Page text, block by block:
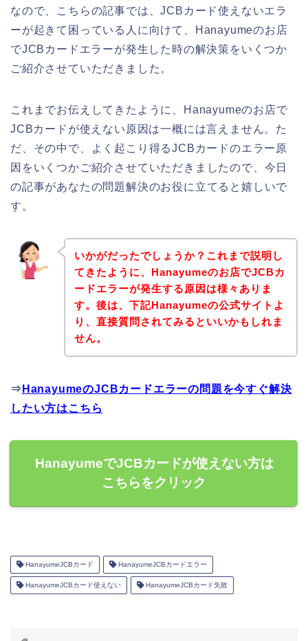
なので、こちらの記事では、JCBカード使えないエラ
ーが起きて困っている人に向けて、Hanayumeのお店
でJCBカードエラーが発生した時の解決策をいくつか
ご紹介させていただきました。
これまでお伝えしてきたように、Hanayumeのお店で
JCBカードが使えない原因は一概には言えません。た
だ、その中で、よく起こり得るJCBカードのエラー原
因をいくつかご紹介させていただきましたので、今日
の記事があなたの問題解決のお役に立てると嬉しいで
す。
いかがだったでしょうか？これまで説明し
てきたように、Hanayumeのお店でJCBカ
ードエラーが発生する原因は様々ありま
す。後は、下記Hanayumeの公式サイトよ
り、直接質問されてみるといいかもしれま
せん。
⇒ HanayumeのJCBカードエラーの問題を今すぐ解決
したい方はこちら
HanayumeでJCBカードが使えない方は
こちらをクリック
HanayumeJCBカード HanayumeJCBカードエラー
HanayumeJCBカード使えない HanayumeJCBカード失敗